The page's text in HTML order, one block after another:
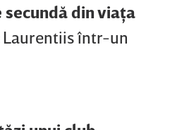
din viaţa
Laurentiis într-un